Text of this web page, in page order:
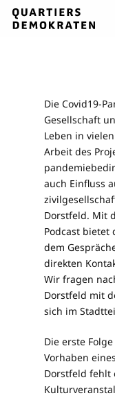
Skip
Die Covid19-
Gesellschaft
Leben in
Arbeit des
auch Einfluss
Dorstfeld. Mit
Podcast bietet
dem
direkten
Wir fragen
Dorstfeld mit
sich im
Die erste
Vorhaben
Dorstfeld fehlt